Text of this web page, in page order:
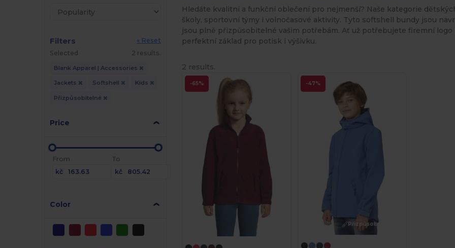
Filters
« Reset
Selected
2 results.
Blank Apparel | Accessories
Jackets Softshell Kids
Přizpůsobitelné
Price
From
kč
To
kč
Color
Hledáte kvalitní a funkční oblečení pro nejmenší? Naše kategorie
školy, sportovní týmy i volnočasové aktivity. Tyto softshell bundy jsou
jsou plně přizpůsobitelné vašim potřebám. Ať už potřebujete firemní
perfektní základ pro potisk i výšivku.
2 results.
-65% -47%
Přizpůsobte si to!